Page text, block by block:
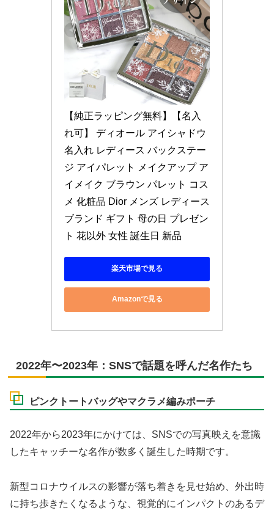
【純正ラッピング無料】【名入
れ可】 ディオール アイシャドウ
名入れ レディース バックステー
ジ アイパレット メイクアップ ア
イメイク ブラウン パレット コス
メ 化粧品 Dior メンズ レディース
ブランド ギフト 母の日 プレゼン
ト 花以外 女性 誕生日 新品
楽天市場で見る
Amazonで見る
2022年〜2023年：SNSで話題を呼んだ名作たち
ピンクトートバッグやマクラメ編みポーチ
2022年から2023年にかけては、SNSでの写真映えを意識
したキャッチーな名作が数多く誕生した時期です。
新型コロナウイルスの影響が落ち着きを見せ始め、外出時
に持ち歩きたくなるような、視覚的にインパクトのあるデ